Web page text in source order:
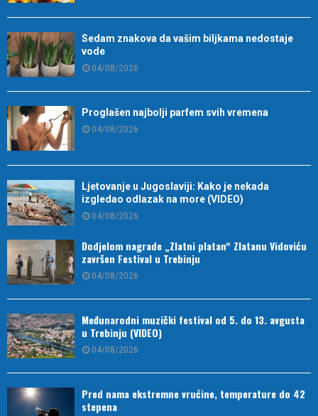
Sedam znakova da vašim biljkama nedostaje
vode
04/08/2026
Proglašen najbolji parfem svih vremena
04/08/2026
Ljetovanje u Jugoslaviji: Kako je nekada
izgledao odlazak na more (VIDEO)
04/08/2026
Dodjelom nagrade „Zlatni platan“ Zlatanu Vidoviću
završen Festival u Trebinju
04/08/2026
Međunarodni muzički festival od 5. do 13. avgusta
u Trebinju (VIDEO)
04/08/2026
Pred nama ekstremne vrućine, temperature do 42
stepena